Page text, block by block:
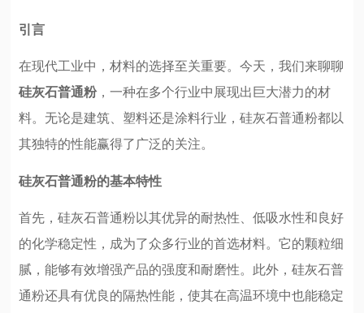
引言
在现代工业中，材料的选择至关重要。今天，我们来聊聊
硅灰石普通粉，一种在多个行业中展现出巨大潜力的材
料。无论是建筑、塑料还是涂料行业，硅灰石普通粉都以
其独特的性能赢得了广泛的关注。
硅灰石普通粉的基本特性
首先，硅灰石普通粉以其优异的耐热性、低吸水性和良好
的化学稳定性，成为了众多行业的首选材料。它的颗粒细
腻，能够有效增强产品的强度和耐磨性。此外，硅灰石普
通粉还具有优良的隔热性能，使其在高温环境中也能稳定